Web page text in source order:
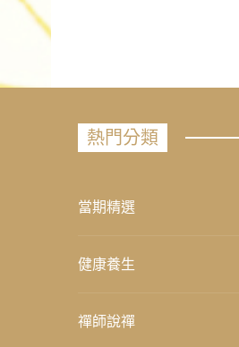
熱門分類
當期精選
健康養生
禪師說禪